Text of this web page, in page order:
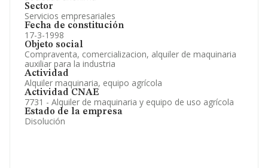
Sector
Servicios empresariales
Fecha de constitución
17-3-1998
Objeto social
Compraventa, comercializacion, alquiler de maquinaria
auxiliar para la industria
Actividad
Alquiler maquinaria, equipo agrícola
Actividad CNAE
7731 - Alquiler de maquinaria y equipo de uso agrícola
Estado de la empresa
Disolución